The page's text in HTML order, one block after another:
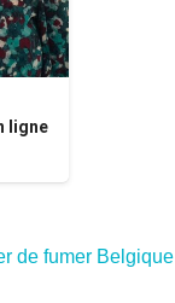
ligne
de fumer Belgique